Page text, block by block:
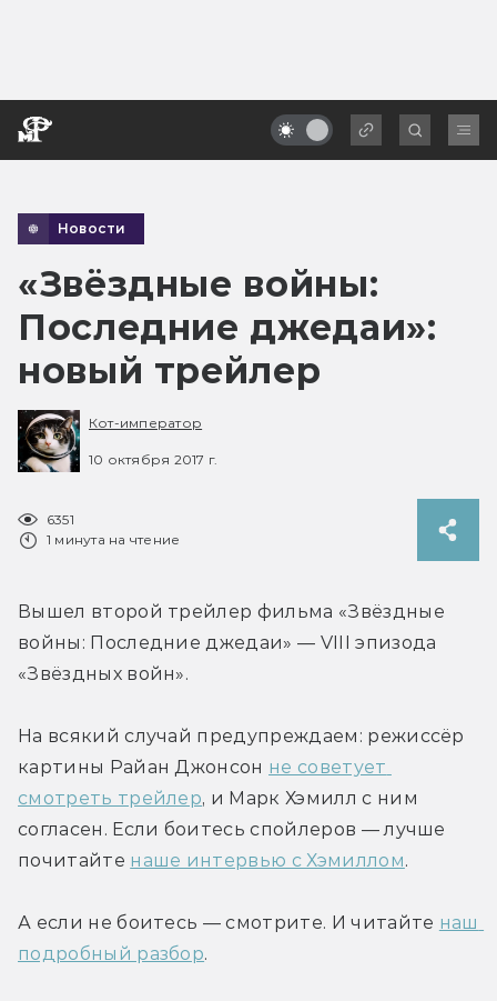
Новости
«Звёздные войны:
Последние джедаи»:
новый трейлер
Кот-император
10 октября 2017 г.
6351
1 минута на чтение
Вышел второй трейлер фильма «Звёздные
войны: Последние джедаи» — VIII эпизода
«Звёздных войн».
На всякий случай предупреждаем: режиссёр
картины Райан Джонсон не советует
смотреть трейлер, и Марк Хэмилл с ним
согласен. Если боитесь спойлеров — лучше
почитайте наше интервью с Хэмиллом.
А если не боитесь — смотрите. И читайте наш
подробный разбор.